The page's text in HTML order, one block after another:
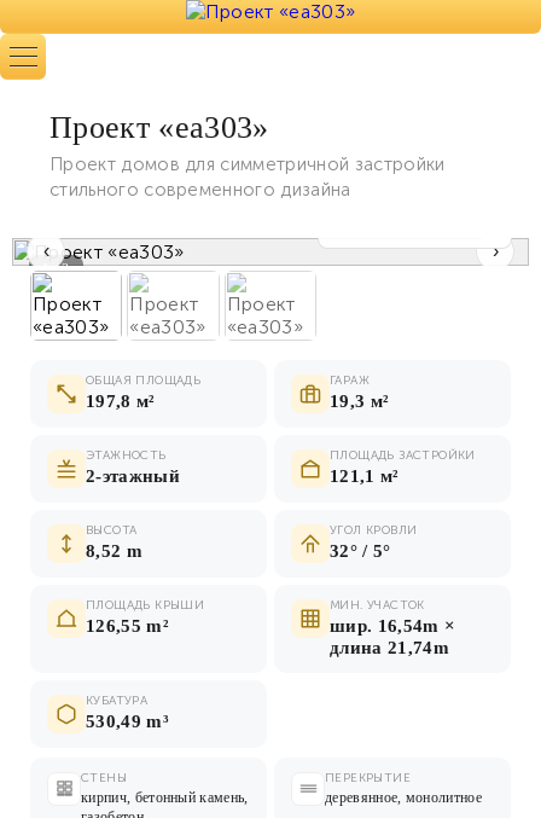
1 / 3
‹ ›
ОБЩАЯ ПЛОЩАДЬ
197,8 м²
ГАРАЖ
19,3 м²
ЭТАЖНОСТЬ
2-этажный
ПЛОЩАДЬ ЗАСТРОЙКИ
121,1 м²
ВЫСОТА
8,52 m
УГОЛ КРОВЛИ
32° / 5°
ПЛОЩАДЬ КРЫШИ
126,55 m²
МИН. УЧАСТОК
шир. 16,54m ×
длина 21,74m
КУБАТУРА
530,49 m³
СТЕНЫ
кирпич, бетонный камень,
ПЕРЕКРЫТИЕ
деревянное, монолитное
Проект «ea303»
Проект домов для симметричной застройки
стильного современного дизайна